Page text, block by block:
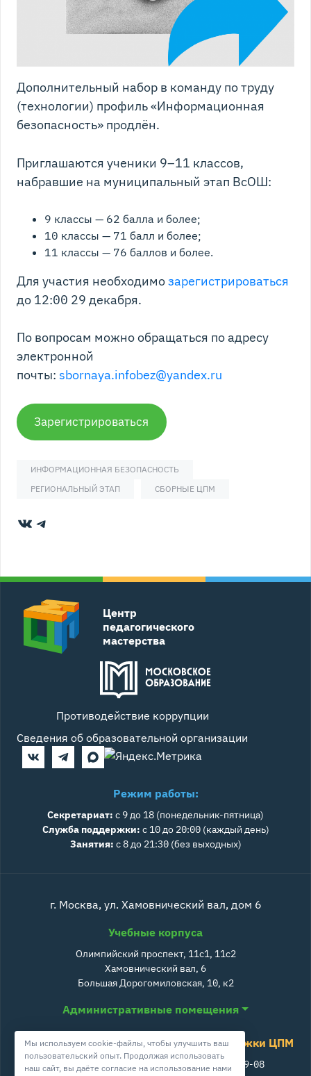
Дополнительный набор в команду по труду
(технологии) профиль «Информационная
безопасность» продлён.
Приглашаются ученики 9–11 классов,
набравшие на муниципальный этап ВсОШ:
9 классы — 62 балла и более;
10 классы — 71 балл и более;
11 классы — 76 баллов и более.
Для участия необходимозарегистрироваться
до 12:00 29 декабря.
По вопросам можно обращаться по адресу
электронной
почты: sbornaya.infobez@yandex.ru
Зарегистрироваться
ИНФОРМАЦИОННАЯ БЕЗОПАСНОСТЬ
РЕГИОНАЛЬНЫЙ ЭТАП
СБОРНЫЕ ЦПМ
ВКонтакте
Telegram
Центр
педагогического
мастерства
Противодействие коррупции
Сведения об образовательной организации
Режим работы:
Секретариат: с 9 до 18 (понедельник-пятница)
Служба поддержки: с 10 до 20:00 (каждый день)
Занятия: с 8 до 21:30 (без выходных)
г. Москва, ул. Хамовнический вал, дом 6
Учебные корпуса
Олимпийский проспект, 11с1, 11с2
Хамовнический вал, 6
Большая Дорогомиловская, 10, к2
Административные помещения
Служба поддержки ЦПМ
+7 800 511-39-08
Мы используем cookie-файлы, чтобы улучшить ваш
пользовательский опыт. Продолжая использовать
наш сайт, вы даёте согласие на использование нами